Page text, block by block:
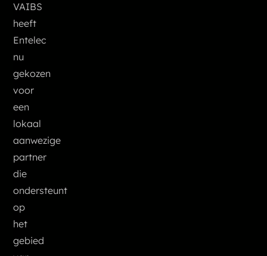
VAIBS
heeft
Entelec
nu
gekozen
voor
een
lokaal
aanwezige
partner
die
ondersteunt
op
het
gebied